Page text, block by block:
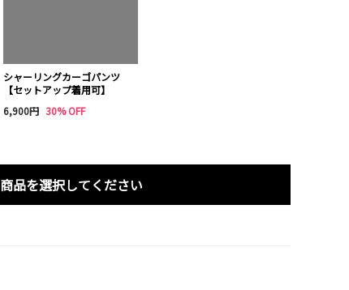
シャーリングカーゴパンツ
【セットアップ着用可】
6,900円 30% OFF
商品を選択してください